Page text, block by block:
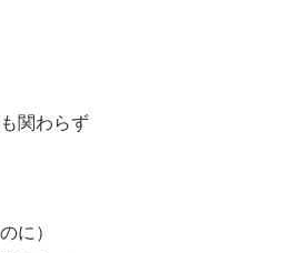
関わらず
に）